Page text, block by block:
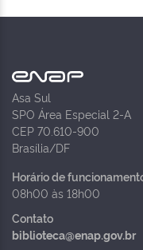
Asa Sul
SPO Área Especial 2-A
CEP 70.610-900
Brasília/DF
Horário de
08h00 às 18h00
Contato
biblioteca@enap.gov.br